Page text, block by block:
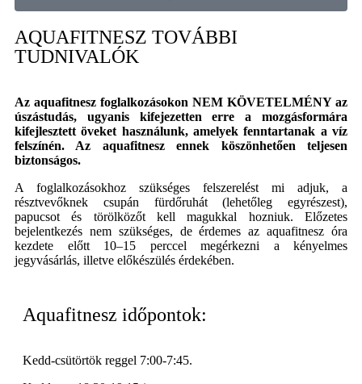
AQUAFITNESZ TOVÁBBI
TUDNIVALÓK
Az aquafitnesz foglalkozásokon NEM KÖVETELMÉNY az
úszástudás, ugyanis kifejezetten erre a mozgásformára
kifejlesztett öveket használunk, amelyek fenntartanak a víz
felszínén. Az aquafitnesz ennek köszönhetően teljesen
biztonságos.
A foglalkozásokhoz szükséges felszerelést mi adjuk, a
résztvevőknek csupán fürdőruhát (lehetőleg egyrészest),
papucsot és törölközőt kell magukkal hozniuk. Előzetes
bejelentkezés nem szükséges, de érdemes az aquafitnesz óra
kezdete előtt 10–15 perccel megérkezni a kényelmes
jegyvásárlás, illetve előkészülés érdekében.
Aquafitnesz időpontok:
Kedd-csütörtök reggel 7:00-7:45.